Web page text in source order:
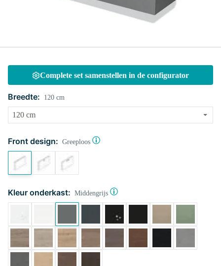
Complete set samenstellen in de configurator
Breedte: 120 cm
Front design: Greeploos
Kleur onderkast: Middengrijs